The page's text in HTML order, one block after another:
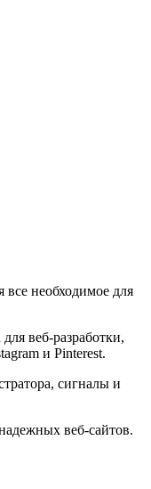
необходимое для
веб-разработки,
и Pinterest.
сигналы и
веб-сайтов.